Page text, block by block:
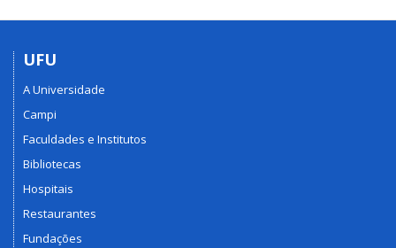
UFU
A Universidade
Campi
Faculdades e Institutos
Bibliotecas
Hospitais
Restaurantes
Fundações